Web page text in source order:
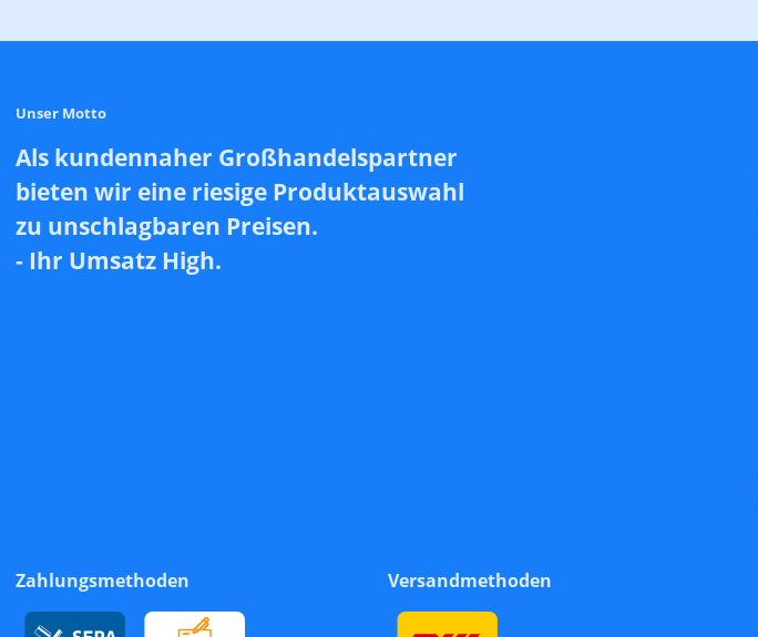
Unser Motto
Als kundennaher Großhandelspartner
bieten wir eine riesige Produktauswahl
zu unschlagbaren Preisen.
- Ihr Umsatz High.
Zahlungsmethoden Versandmethoden